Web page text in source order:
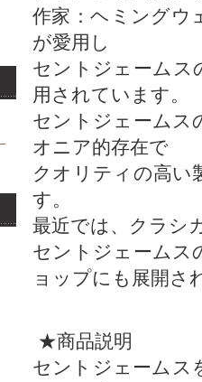
作家：ヘミングウ
が愛用し
セントジェームス
用されています。
セントジェームス
オニア的存在で
クオリティの高い
す。
最近では、クラシ
セントジェームス
ョップにも展開さ
★商品説明
セントジェームス